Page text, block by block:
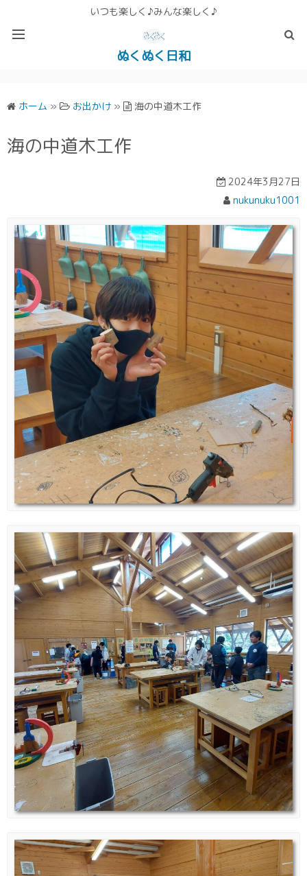
いつも楽しく♪みんな楽しく♪
ぬくぬく日和
ホーム » お出かけ » 海の中道木工作
海の中道木工作
2024年3月27日
nukunuku1001